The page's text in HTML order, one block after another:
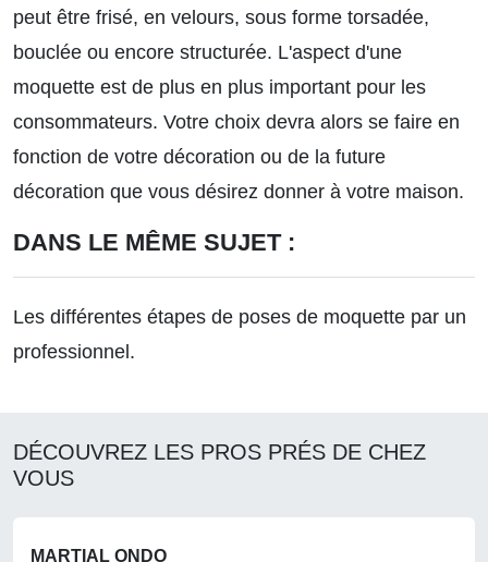
peut être frisé, en velours, sous forme torsadée,
bouclée ou encore structurée. L'aspect d'une
moquette est de plus en plus important pour les
consommateurs. Votre choix devra alors se faire en
fonction de votre décoration ou de la future
décoration que vous désirez donner à votre maison.
DANS LE MÊME SUJET :
Les différentes étapes de poses de moquette par un
professionnel .
DÉCOUVREZ LES PROS PRÉS DE CHEZ
VOUS
MARTIAL ONDO